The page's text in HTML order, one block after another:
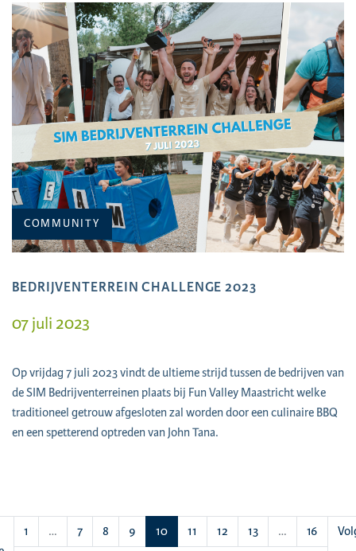
COMMUNITY
BEDRIJVENTERREIN CHALLENGE 2023
07 juli 2023
Op vrijdag 7 juli 2023 vindt de ultieme strijd tussen de bedrijven van
de SIM Bedrijventerreinen plaats bij Fun Valley Maastricht welke
traditioneel getrouw afgesloten zal worden door een culinaire BBQ
en een spetterend optreden van John Tana.
1 … 7 8 9 10(huidige)
11 12 13 … 16